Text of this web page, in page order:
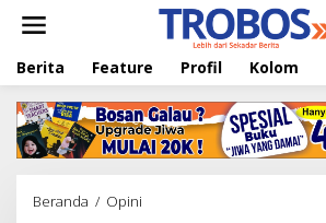
t
Berita Feature Profil Kolom
Beranda / Opini